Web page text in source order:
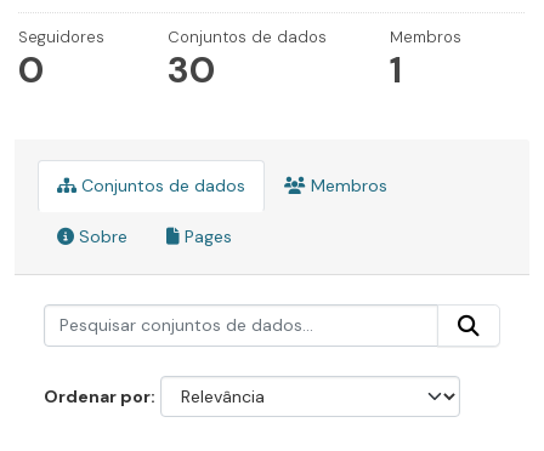
Seguidores
0
Conjuntos de dados
30
Membros
1
Conjuntos de dados Membros
Sobre Pages
Ordenar por